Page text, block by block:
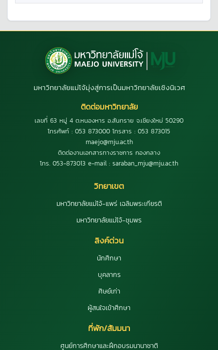
มหาวิทยาลัยแม่โจ้มุ่งสู่การเป็นมหาวิทยาลัยเชิงนิเวศ
ติดต่อมหาวิทยาลัย
เลขที่ 63 หมู่ 4 ต.หนองหาร อ.สันทราย จ.เชียงใหม่ 50290
โทรศัพท์ : 053 873000 โทรสาร : 053 873015
maejo@mju.ac.th
ติดต่องานเอกสารทางราชการ กองกลาง
โทร. 053-873013 e-mail : saraban_mju@mju.ac.th
วิทยาเขต
มหาวิทยาลัยแม่โจ้-แพร่ เฉลิมพระเกียรติ
มหาวิทยาลัยแม่โจ้-ชุมพร
ลิงค์ด่วน
นักศึกษา
บุคลากร
ศิษย์เก่า
ผู้สนใจเข้าศึกษา
ที่พัก/สัมมนา
ศูนย์การศึกษาและฝึกอบรมนานาชาติ